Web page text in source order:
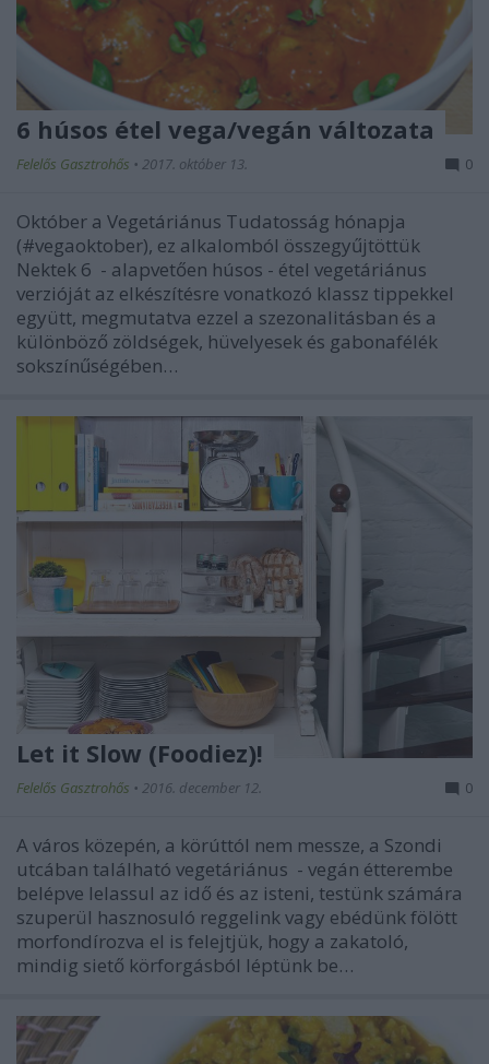
6 húsos étel vega/vegán változata
Felelős Gasztrohős • 2017. október 13. 0
Október a Vegetáriánus Tudatosság hónapja
(#vegaoktober), ez alkalomból összegyűjtöttük
Nektek 6 - alapvetően húsos - étel vegetáriánus
verzióját az elkészítésre vonatkozó klassz tippekkel
együtt, megmutatva ezzel a szezonalitásban és a
különböző zöldségek, hüvelyesek és gabonafélék
sokszínűségében…
Let it Slow (Foodiez)!
Felelős Gasztrohős • 2016. december 12. 0
A város közepén, a körúttól nem messze, a Szondi
utcában található vegetáriánus - vegán étterembe
belépve lelassul az idő és az isteni, testünk számára
szuperül hasznosuló reggelink vagy ebédünk fölött
morfondírozva el is felejtjük, hogy a zakatoló,
mindig siető körforgásból léptünk be…